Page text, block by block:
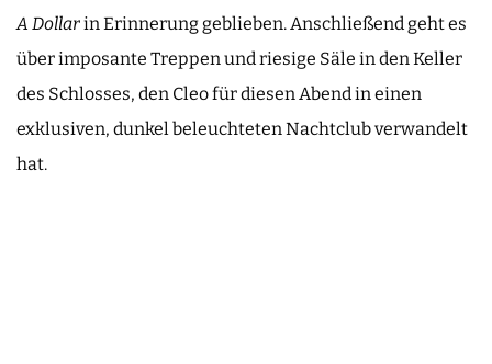
A Dollarin Erinnerung geblieben. Anschließend geht es
über imposante Treppen und riesige Säle in den Keller
des Schlosses, den Cleo für diesen Abend in einen
exklusiven, dunkel beleuchteten Nachtclub verwandelt
hat.